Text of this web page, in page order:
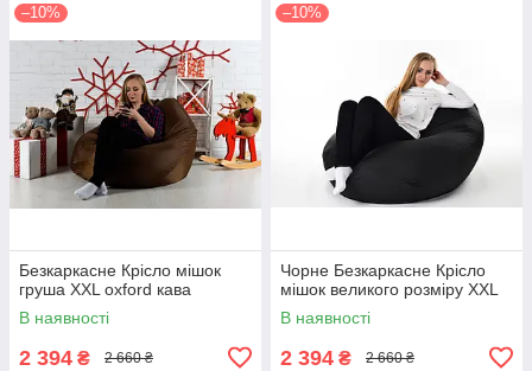
–10%
Безкаркасне Крісло мішок
груша XXL oxford кава
В наявності
2 394 ₴ 2 660 ₴
–10%
Чорне Безкаркасне Крісло
мішок великого розміру XXL
В наявності
2 394 ₴ 2 660 ₴